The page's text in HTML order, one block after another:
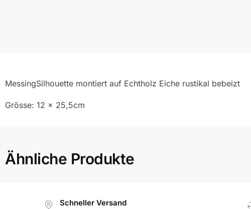
MessingSilhouette montiert auf Echtholz Eiche rustikal bebeizt
Grösse: 12 x 25,5cm
Ähnliche Produkte
Schneller Versand